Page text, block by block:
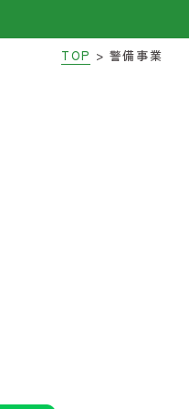
TOP > 警備事業